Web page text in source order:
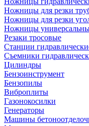
Ножницы для резки
Ножницы для резки
Ножницы
Резаки тросовые
Станции
Съемники
Цилиндры
Бензоинструмент
Бензопилы
Виброплиты
Газонокосилки
Генераторы
Машины